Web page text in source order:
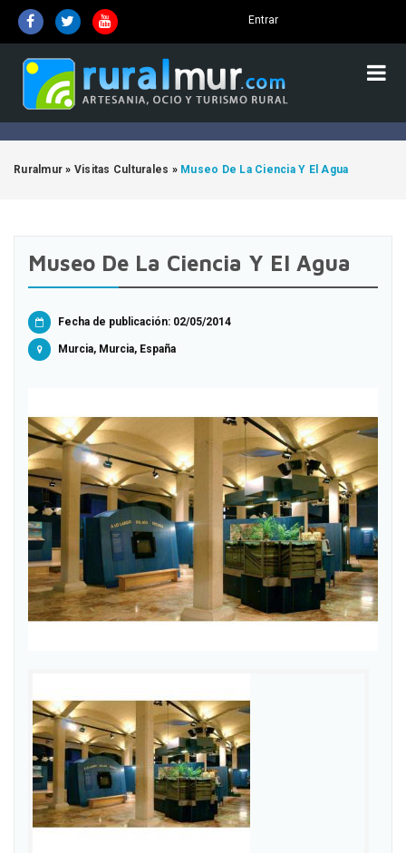
Entrar
Ruralmur » Visitas Culturales » Museo De La Ciencia Y El Agua
Museo De La Ciencia Y El Agua
Fecha de publicación: 02/05/2014
Murcia, Murcia, España